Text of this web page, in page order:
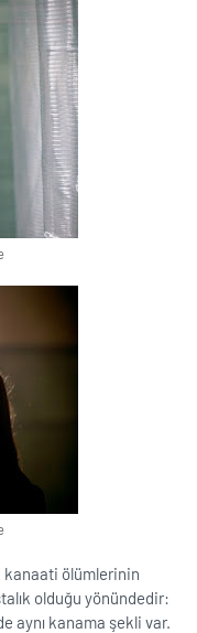
kanaati ölümlerinin
olduğu yönündedir:
aynı kanama şekli var.